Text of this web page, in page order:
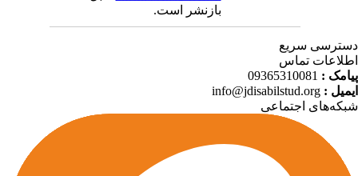
بازنشر است.
سریع
تماس
:
09365310081
:
info@jdisabilstud.org
اجتماعی